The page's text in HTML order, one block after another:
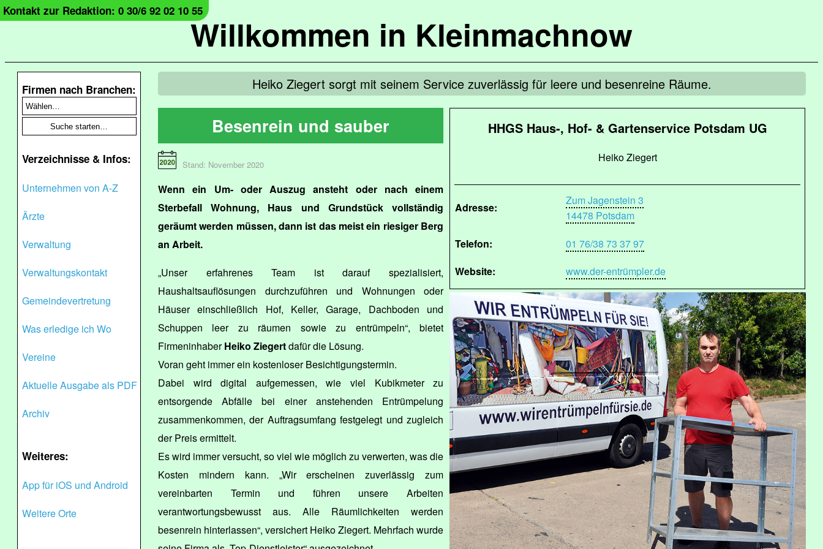
Willkommen in Kleinmachnow
Kontakt zur Redaktion: 0 30/6 92 02 10 55
Firmen nach Branchen:
Verzeichnisse & Infos:
Unternehmen von A-Z
Ärzte
Verwaltung
Verwaltungskontakt
Gemeindevertretung
Was erledige ich Wo
Vereine
Aktuelle Ausgabe als PDF
Archiv
Weiteres:
App für iOS und Android
Weitere Orte
Heiko Ziegert sorgt mit seinem Service zuverlässig für leere und besenreine Räume.
HHGS Haus-, Hof- & Gartenservice Potsdam UG
Heiko Ziegert
Adresse:
Zum Jagenstein 3
14478 Potsdam
Telefon:
01 76/38 73 37 97
Website:
www.der-entrümpler.de
Besenrein und sauber
Stand: November 2020
Wenn ein Um- oder Auszug ansteht oder nach einem
Sterbefall Wohnung, Haus und Grundstück vollständig
geräumt werden müssen, dann ist das meist ein riesiger Berg
an Arbeit.
„Unser erfahrenes Team ist darauf spezialisiert,
Haushaltsauflösungen durchzuführen und Wohnungen oder
Häuser einschließlich Hof, Keller, Garage, Dachboden und
Schuppen leer zu räumen sowie zu entrümpeln“, bietet
FirmeninhaberHeiko Ziegertdafür die Lösung.
Voran geht immer ein kostenloser Besichtigungstermin.
Dabei wird digital aufgemessen, wie viel Kubikmeter zu
entsorgende Abfälle bei einer anstehenden Entrümpelung
zusammenkommen, der Auftragsumfang festgelegt und zugleich
der Preis ermittelt.
Es wird immer versucht, so viel wie möglich zu verwerten, was die
Kosten mindern kann. „Wir erscheinen zuverlässig zum
vereinbarten Termin und führen unsere Arbeiten
verantwortungsbewusst aus. Alle Räumlichkeiten werden
besenrein hinterlassen“, versichert Heiko Ziegert. Mehrfach wurde